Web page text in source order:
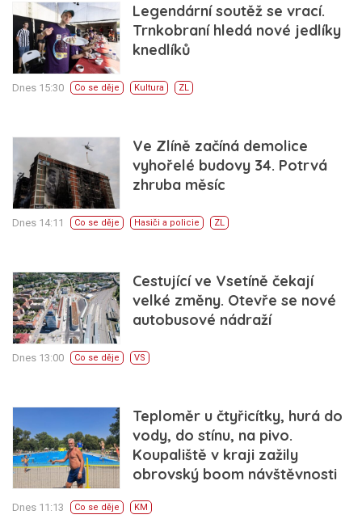
Legendární soutěž se vrací.
Trnkobraní hledá nové jedlíky
knedlíků
Dnes 15:30 Co se děje Kultura ZL
Ve Zlíně začíná demolice
vyhořelé budovy 34. Potrvá
zhruba měsíc
Dnes 14:11 Co se děje Hasiči a policie ZL
Cestující ve Vsetíně čekají
velké změny. Otevře se nové
autobusové nádraží
Dnes 13:00 Co se děje VS
Teploměr u čtyřicítky, hurá do
vody, do stínu, na pivo.
Koupaliště v kraji zažily
obrovský boom návštěvnosti
Dnes 11:13 Co se děje KM